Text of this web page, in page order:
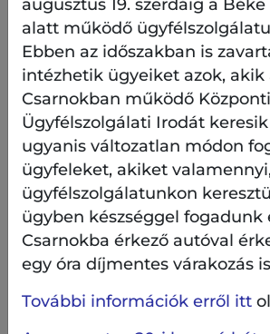
Közreműködnek: ifj. Balázs
Krisztián, a Cziffra Fesztivál 2023.
A Cziffra Fesztivál elkötelezett
előadóművész generációinak,
minden évben kiválasztják azon
művészeket, akiket nemcsak
elismeréssel, hanem fellépési
szakmai mentorálással
kivételes tehetségű díjazott
Angyalföldön: a zongorista-
Elemér és a jazz-zongorista –
augusztus 19. szerdáig a
alatt működő
Ebben az időszakban is
intézhetik ügyeiket azok, akik
Csarnokban működő Központi
Ügyfélszolgálati Irodát
ugyanis változatlan módon
ügyfeleket, akiket
ügyfélszolgálatunkon
ügyben készséggel fogadunk
Csarnokba érkező autóval
egy óra díjmentes várakozás
További információk erről itt